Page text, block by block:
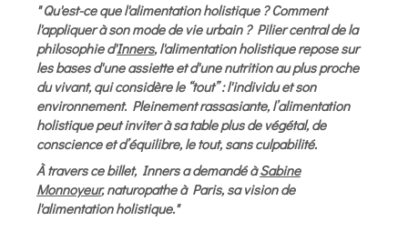
" Qu'est-ce que l'alimentation holistique ? Comment
l'appliquer à son mode de vie urbain ? Pilier central de la
philosophie d'Inners, l'alimentation holistique repose sur
les bases d'une assiette et d'une nutrition au plus proche
du vivant, qui considère le “tout” : l'individu et son
environnement. Pleinement rassasiante, l’alimentation
holistique peut inviter à sa table plus de végétal, de
conscience et d’équilibre, le tout, sans culpabilité.
À travers ce billet, Inners a demandé àSabine
Monnoyeur, naturopathe à Paris, sa vision de
l'alimentation holistique."